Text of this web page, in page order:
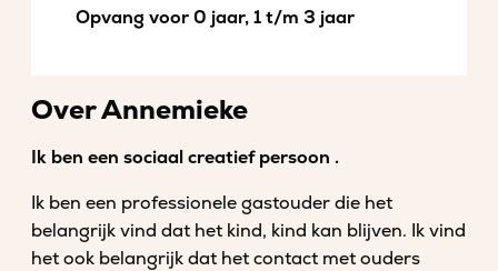
Opvang voor 0 jaar, 1 t/m 3 jaar
Over Annemieke
Ik ben een sociaal creatief persoon .
Ik ben een professionele gastouder die het
belangrijk vind dat het kind, kind kan blijven. Ik vind
het ook belangrijk dat het contact met ouders